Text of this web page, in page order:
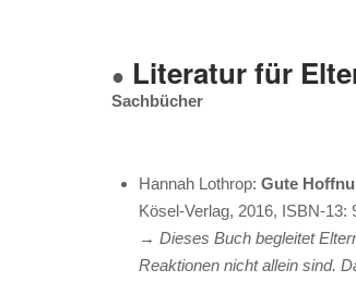
● Literatur für
Sachbücher
Hannah Lothrop: Gute
Kösel-Verlag, 2016, ISBN-13:
→ Dieses Buch begleitet
Reaktionen nicht allein sind.